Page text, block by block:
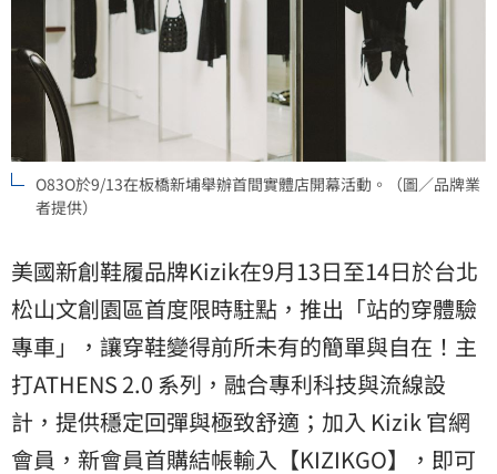
O83O於9/13在板橋新埔舉辦首間實體店開幕活動。（圖／品牌業
者提供）
美國新創鞋履品牌Kizik在9月13日至14日於台北
松山文創園區首度限時駐點，推出「站的穿體驗
專車」，讓穿鞋變得前所未有的簡單與自在！主
打ATHENS 2.0 系列，融合專利科技與流線設
計，提供穩定回彈與極致舒適；加入 Kizik 官網
會員，新會員首購結帳輸入【KIZIKGO】，即可